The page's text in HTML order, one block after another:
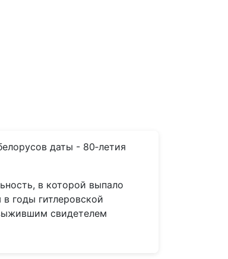
даты - 80‑летия
в которой выпало
годы гитлеровской
свидетелем